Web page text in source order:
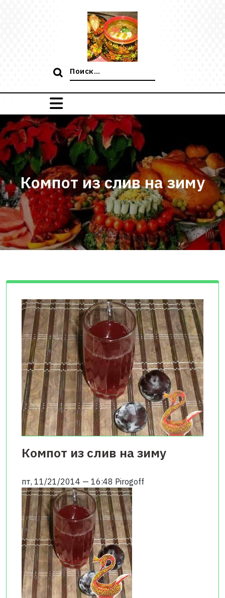
Поиск:
Компот из слив на зиму
Компот из слив на зиму
пт, 11/21/2014 — 16:48 Pirogoff